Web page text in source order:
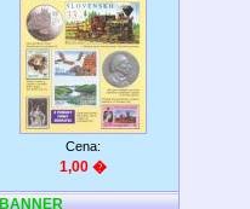
Cena:
1,00 �
BANNER